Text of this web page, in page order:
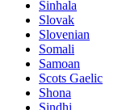
Sinhala
Slovak
Slovenian
Somali
Samoan
Scots Gaelic
Shona